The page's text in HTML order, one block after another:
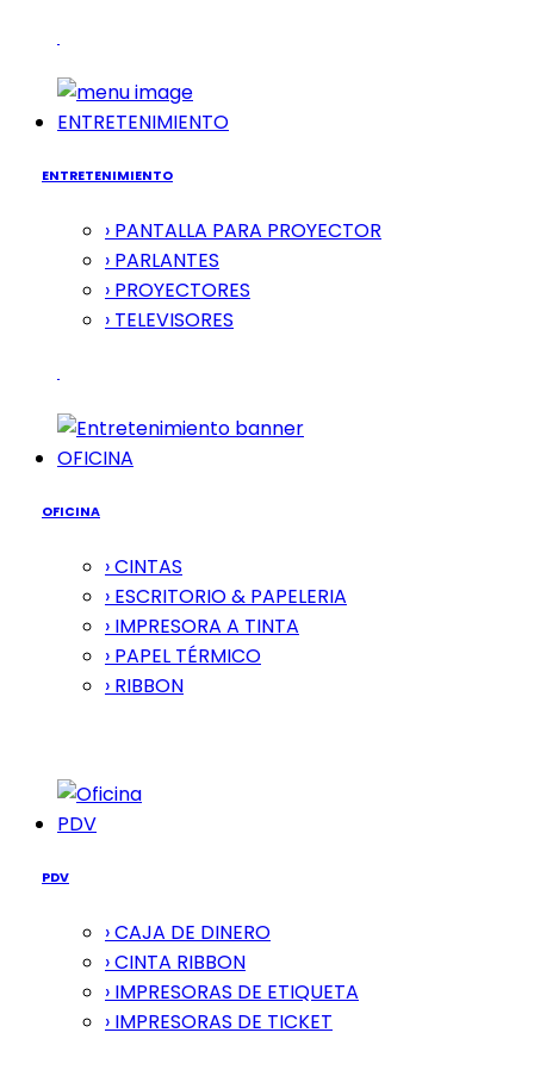
ENTRETENIMIENTO
ENTRETENIMIENTO
› PANTALLA PARA PROYECTOR
› PARLANTES
› PROYECTORES
› TELEVISORES
OFICINA
OFICINA
› CINTAS
› ESCRITORIO & PAPELERIA
› IMPRESORA A TINTA
› PAPEL TÉRMICO
› RIBBON
PDV
PDV
› CAJA DE DINERO
› CINTA RIBBON
› IMPRESORAS DE ETIQUETA
› IMPRESORAS DE TICKET